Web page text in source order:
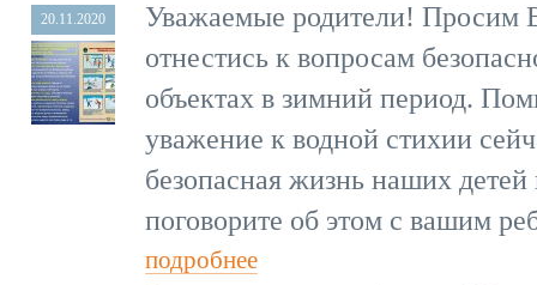
20.11.2020
Уважаемые родители! Просим
отнестись к вопросам
объектах в зимний период.
уважение к водной стихии
безопасная жизнь наших
поговорите об этом с вашим
подробнее